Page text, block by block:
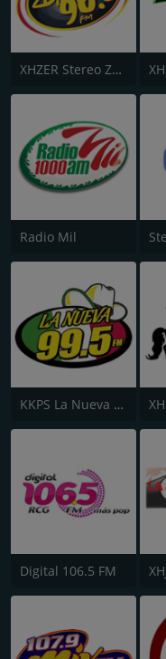
XHZER Stereo ZER 96.5
Radio Mil
KKPS La Nueva 99.5 FM
Digital 106.5 FM